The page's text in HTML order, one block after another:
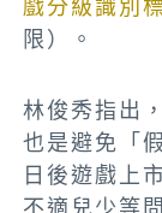
戲分級識別
限）。
林俊秀指出
也是避免「
日後遊戲上
不適兒少等